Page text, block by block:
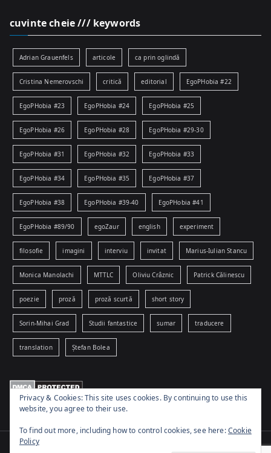
cuvinte cheie /// keywords
Adrian Grauenfels articole ca prin oglindă
Cristina Nemerovschi critică editorial EgoPHobia #22
EgoPHobia #23 EgoPHobia #24 EgoPHobia #25
EgoPHobia #26 EgoPHobia #28 EgoPHobia #29-30
EgoPHobia #31 EgoPHobia #32 EgoPHobia #33
EgoPHobia #34 EgoPHobia #35 EgoPHobia #37
EgoPHobia #38 EgoPHobia #39-40 EgoPHobia #41
EgoPHobia #89/90 egoZaur english experiment
filosofie imagini interviu invitat Marius-Iulian Stancu
Monica Manolachi MTTLC Oliviu Crâznic Patrick Călinescu
poezie proză proză scurtă short story
Sorin-Mihai Grad Studii fantastice sumar traducere
translation Ștefan Bolea
Privacy & Cookies: This site uses cookies. By continuing to use this
website, you agree to their use.
To find out more, including how to control cookies, see here:Cookie
Policy